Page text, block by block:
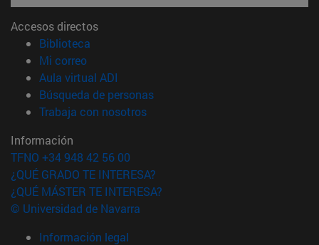
Accesos directos
Biblioteca
Mi correo(abre en nueva ventana)
Aula virtual ADI
Búsqueda de personas(abre en nueva ventana)
Trabaja con nosotros(abre en nueva ventana)
Información
TFNO +34 948 42 56 00
¿QUÉ GRADO TE INTERESA?
¿QUÉ MÁSTER TE INTERESA?
© Universidad de Navarra
Información legal